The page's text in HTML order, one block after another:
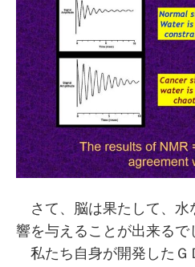
さて、脳は果たして、水
響を与えることが出来るで
私たち自身が開発したＧ